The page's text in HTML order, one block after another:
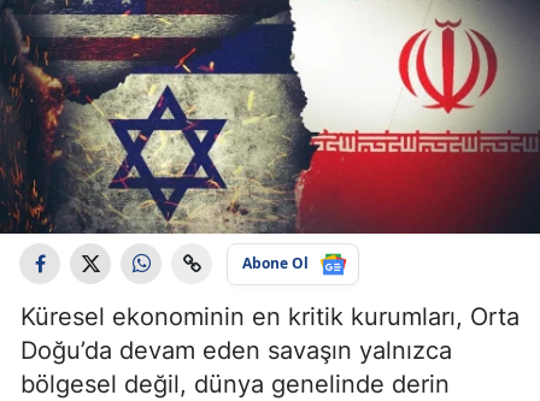
Abone Ol
Küresel ekonominin en kritik kurumları, Orta
Doğu’da devam eden savaşın yalnızca
bölgesel değil, dünya genelinde derin